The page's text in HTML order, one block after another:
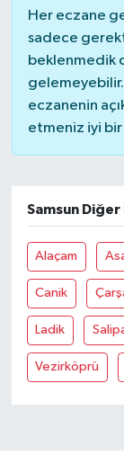
Her eczane
sadece
beklenmedik
eczanenin
etmeniz iyi bir
Samsun
Alaçam
Canik
Ladik
Vezirköprü